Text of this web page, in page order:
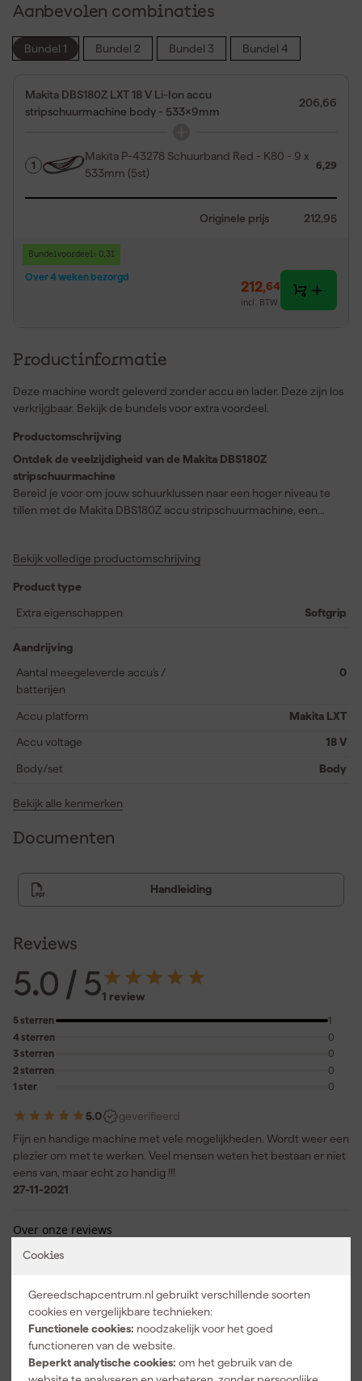
Cookies
Gereedschapcentrum.nl gebruikt verschillende soorten
cookies en vergelijkbare technieken:
Functionele cookies: noodzakelijk voor het goed
functioneren van de website.
Beperkt analytische cookies: om het gebruik van de
Aanbevolen combinaties
Bundel 1 Bundel 2 Bundel 3 Bundel 4
Makita DBS180Z LXT 18 V Li-Ion accu
stripschuurmachine body - 533x9mm
206,66
1
Makita P-43278 Schuurband Red - K80 - 9 x
533mm (5st)
6,29
Originele prijs 212,95
Bundelvoordeel: 0,31
Over 4 weken bezorgd
212,64
incl. BTW
Productinformatie
Deze machine wordt geleverd zonder accu en lader. Deze zijn los
verkrijgbaar. Bekijk de bundels voor extra voordeel.
Productomschrijving
Ontdek de veelzijdigheid van de Makita DBS180Z
stripschuurmachine
Bereid je voor om jouw schuurklussen naar een hoger niveau te
tillen met de Makita DBS180Z accu stripschuurmachine, een
vrijheid om zonder snoeren te werken en toch optimale
werk je snel door je projecten, van hout tot metaal en zelfs glas en
keramiek. De verstelbare knikarm die tot 90 graden instelbaar is
moeilijkste hoeken het perfecte resultaat behaalt. Voeg daar de
bandloopcorrectie aan toe, en je hebt hét gereedschap voor
zowel het intensieve als het fijnere schuurwerk. Klaar voor de klus
zonder gereedschap, dankzij de snelle bandwissel. Laat de
Bekijk volledige productomschrijving
Product type
Extra eigenschappen
Softgrip
Aandrijving
Aantal meegeleverde accu's /
batterijen
0
Accu platform Makita LXT
Accu voltage 18 V
Body/set Body
Bekijk alle kenmerken
Documenten
Handleiding
Reviews
5.0 / 51 review
5 sterren
1
4 sterren
0
3 sterren
0
2 sterren
0
1 ster
0
5.0
geverifieerd
Fijn en handige machine met vele mogelijkheden. Wordt weer een
plezier om met te werken. Veel mensen weten het bestaan er niet
eens van, maar echt zo handig !!!
27-11-2021
Over onze reviews